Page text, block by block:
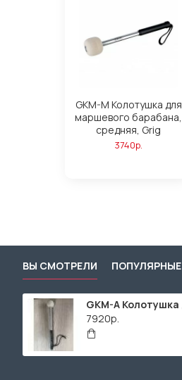
GKM-M Колотушка для
маршевого барабана,
средняя, Grig
3740р.
ВЫ СМОТРЕЛИ ПОПУЛЯРНЫЕ
7920р.